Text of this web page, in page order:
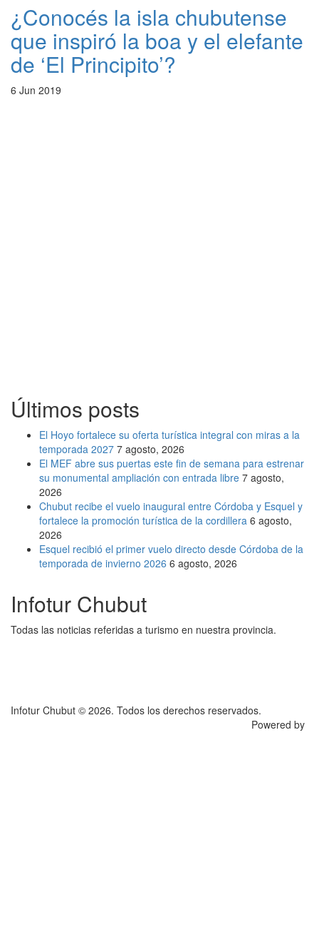
¿Conocés la isla chubutense
que inspiró la boa y el elefante
de ‘El Principito’?
6 Jun 2019
Últimos posts
El Hoyo fortalece su oferta turística integral con miras a la
temporada 2027 7 agosto, 2026
El MEF abre sus puertas este fin de semana para estrenar
su monumental ampliación con entrada libre 7 agosto,
2026
Chubut recibe el vuelo inaugural entre Córdoba y Esquel y
fortalece la promoción turística de la cordillera 6 agosto,
2026
Esquel recibió el primer vuelo directo desde Córdoba de la
temporada de invierno 2026 6 agosto, 2026
Infotur Chubut
Todas las noticias referidas a turismo en nuestra provincia.
Infotur Chubut © 2026. Todos los derechos reservados.
Powered by